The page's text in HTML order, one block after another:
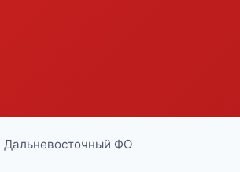
Дальневосточный ФО